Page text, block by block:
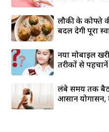
लौकी के कोफ्ते
बदल देगी पूरा
नया मोबाइल
तरीकों से
लंबे समय तक
आसान योगासन,